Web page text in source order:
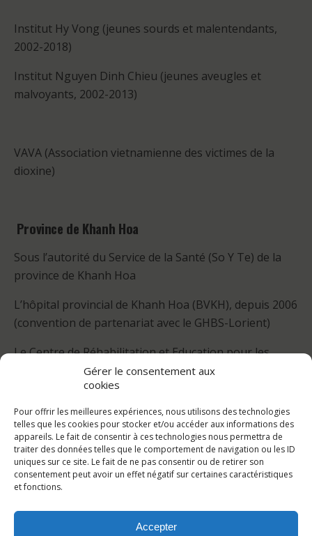
Gérer le consentement aux
cookies
Pour offrir les meilleures expériences, nous utilisons des technologies
telles que les cookies pour stocker et/ou accéder aux informations des
appareils. Le fait de consentir à ces technologies nous permettra de
traiter des données telles que le comportement de navigation ou les ID
uniques sur ce site. Le fait de ne pas consentir ou de retirer son
consentement peut avoir un effet négatif sur certaines caractéristiques
et fonctions.
Accepter
Institut Hy Vong (jeunes sourds et malentendants,
2002-2018)
Institut Nguyen Dinh Chieu (jeunes aveugles et
malvoyants, 2002-2013)
VAVA (Association vietnamienne des victimes de la
dioxine)
Province de Khanh Hoa
Sous l’autorité du Service de la Santé (So Y Te) de la
province de Khanh Hoa
L’hôpital provincial de Khanh Hoa (BVKH), depuis 2006
(convention de partenariat avec le GHBS-Lorient)
Le Centre de Réhabilitation et Education pour les
Enfants Handicapés (CREEH) depuis 2007
Khanh Hoa (PMI), depuis 2007
Les hôpitaux de districts : Khanh Son, Khanh Vinh,
Ninh Hoa, Van Ninh …